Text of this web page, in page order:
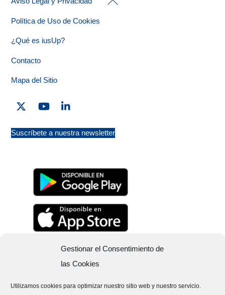
Gestionar el Consentimiento de
las Cookies
Utilizamos cookies para optimizar nuestro sitio web y nuestro servicio.
Política de Uso de Cookies
¿Qué es iusUp?
Contacto
Mapa del Sitio
YouTube
Suscríbete a nuestra newsletter